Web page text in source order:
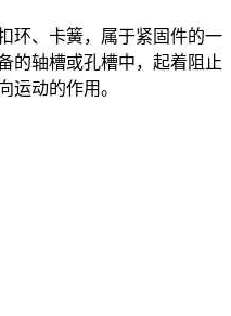
环、卡簧，属于紧固件的一
的轴槽或孔槽中，起着阻止
运动的作用。